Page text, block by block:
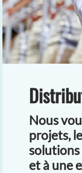
Nous
projets,
et à une